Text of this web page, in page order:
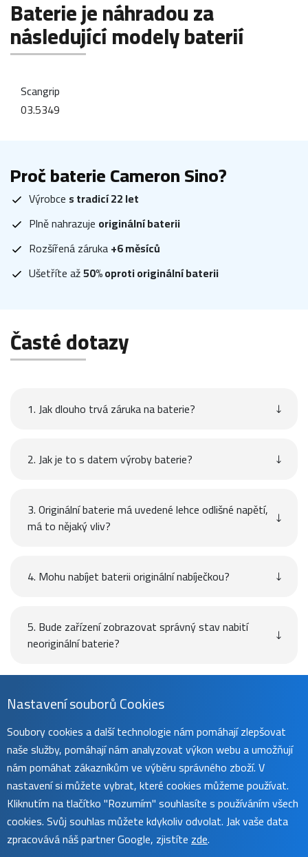
Baterie je náhradou za
následující modely baterií
Scangrip
03.5349
Proč baterie Cameron Sino?
Výrobce s tradicí 22 let
Plně nahrazuje originální baterii
Rozšířená záruka+6 měsíců
Ušetříte až50% oproti originální baterii
Časté dotazy
1. Jak dlouho trvá záruka na baterie?
2. Jak je to s datem výroby baterie?
3. Originální baterie má uvedené lehce odlišné napětí,
má to nějaký vliv?
4. Mohu nabíjet baterii originální nabíječkou?
5. Bude zařízení zobrazovat správný stav nabití
neoriginální baterie?
Návod
Uživatelský manuál naleznete natéto stránce.
Nastavení souborů Cookies
Soubory cookies a další technologie nám pomáhají zlepšovat
naše služby, pomáhají nám analyzovat výkon webu a umožňují
nám pomáhat zákazníkům ve výběru správného zboží. V
nastavení si můžete vybrat, které cookies můžeme používat.
Kliknutím na tlačítko "Rozumím" souhlasíte s používáním všech
cookies. Svůj souhlas můžete kdykoliv odvolat. Jak vaše data
zpracovává náš partner Google, zjistítezde.